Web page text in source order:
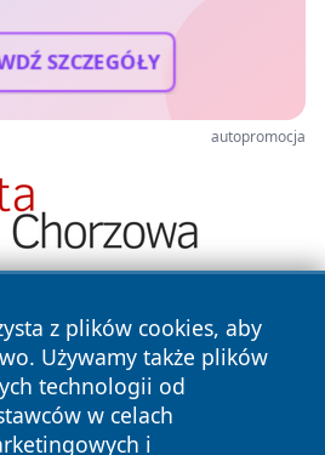
SZCZEGÓŁY
autopromocja
z plików cookies, aby
Używamy także plików
technologii od
w celach
i
Wszystkie prawa zastrzeżone.